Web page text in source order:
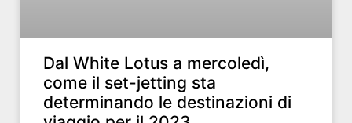
Dal White Lotus a mercoledì,
come il set-jetting sta
determinando le destinazioni di